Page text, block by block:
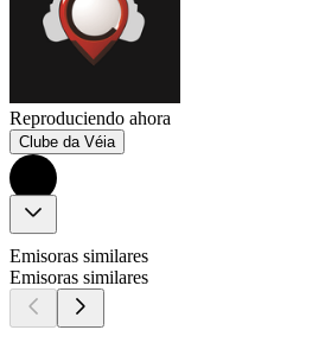
Reproduciendo ahora
Clube da Véia
Emisoras similares
Emisoras similares